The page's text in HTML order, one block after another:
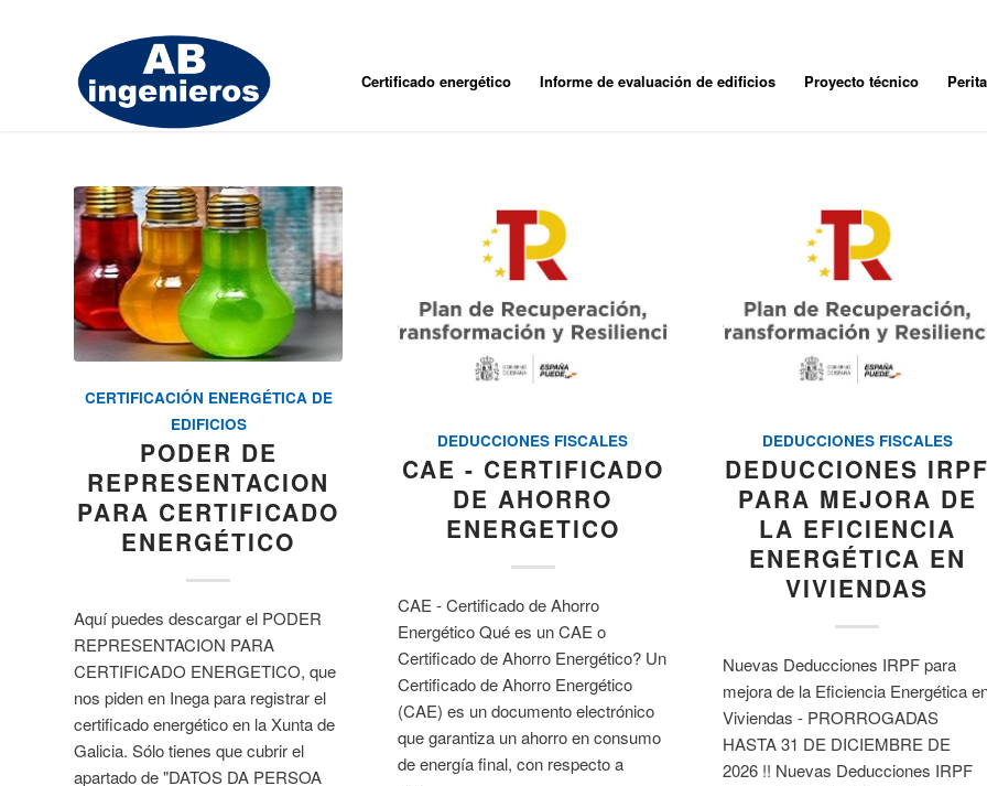
Certificado energético Informe de evaluación de edificios Proyecto técnico
CERTIFICACIÓN ENERGÉTICA DE
EDIFICIOS
PODER DE
REPRESENTACION
PARA CERTIFICADO
ENERGÉTICO
Aquí puedes descargar el PODER
REPRESENTACION PARA
CERTIFICADO ENERGETICO, que
nos piden en Inega para registrar el
certificado energético en la Xunta de
Galicia. Sólo tienes que cubrir el
apartado de "DATOS DA PERSOA
DEDUCCIONES FISCALES
CAE - CERTIFICADO
DE AHORRO
ENERGETICO
CAE - Certificado de Ahorro
Energético Qué es un CAE o
Certificado de Ahorro Energético? Un
Certificado de Ahorro Energético
(CAE) es un documento electrónico
que garantiza un ahorro en consumo
de energía final, con respecto a
DEDUCCIONES FISCALES
DEDUCCIONES
PARA MEJORA DE
LA EFICIENCIA
ENERGÉTICA EN
VIVIENDAS
Nuevas Deducciones IRPF para
mejora de la Eficiencia Energética
Viviendas - PRORROGADAS
HASTA 31 DE DICIEMBRE DE
2026 !! Nuevas Deducciones IRPF